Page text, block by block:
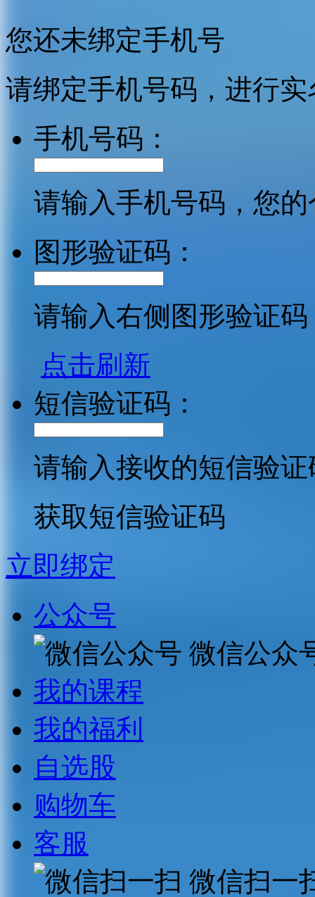
您还未绑定手机号
请绑定手机号码，进行
手机号码：
请输入手机号码，您
图形验证码：
请输入右侧图形验证码
点击刷新
短信验证码：
请输入接收的短信验证
获取短信验证码
立即绑定
公众号
微信公众
我的课程
我的福利
自选股
购物车
客服
微信扫一